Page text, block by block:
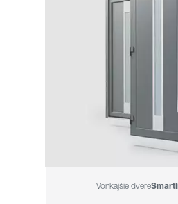
Vonkajšie dvere